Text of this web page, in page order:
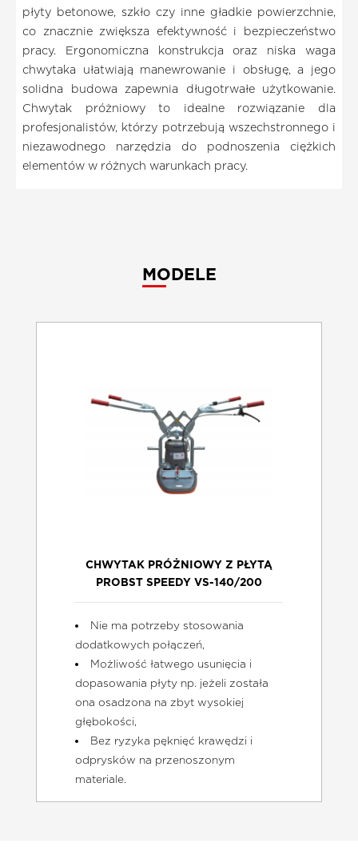
płyty betonowe, szkło czy inne gładkie powierzchnie,
co znacznie zwiększa efektywność i bezpieczeństwo
pracy. Ergonomiczna konstrukcja oraz niska waga
chwytaka ułatwiają manewrowanie i obsługę, a jego
solidna budowa zapewnia długotrwałe użytkowanie.
Chwytak próżniowy to idealne rozwiązanie dla
profesjonalistów, którzy potrzebują wszechstronnego i
niezawodnego narzędzia do podnoszenia ciężkich
elementów w różnych warunkach pracy.
MODELE
CHWYTAK PRÓŻNIOWY Z PŁYTĄ
PROBST SPEEDY VS-140/200
Nie ma potrzeby stosowania
dodatkowych połączeń,
Możliwość łatwego usunięcia i
dopasowania płyty np. jeżeli została
ona osadzona na zbyt wysokiej
głębokości,
Bez ryzyka pęknięć krawędzi i
odprysków na przenoszonym
materiale.